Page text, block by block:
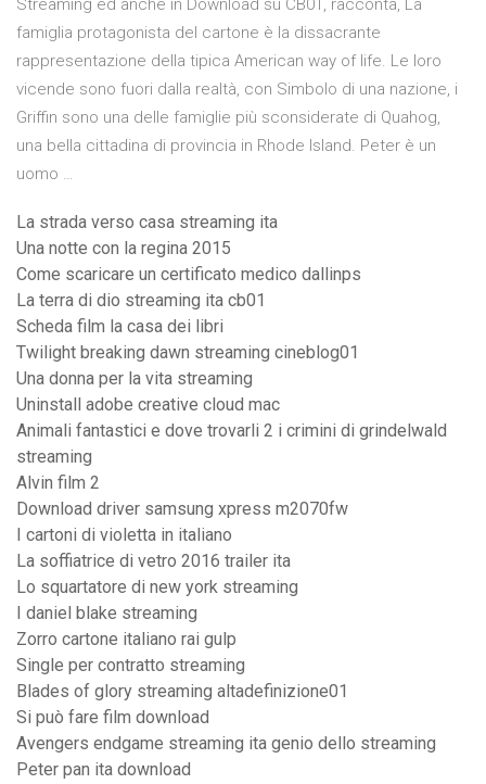
Streaming ed anche in Download su CB01, racconta, La
famiglia protagonista del cartone è la dissacrante
rappresentazione della tipica American way of life. Le loro
vicende sono fuori dalla realtà, con Simbolo di una nazione, i
Griffin sono una delle famiglie più sconsiderate di Quahog,
una bella cittadina di provincia in Rhode Island. Peter è un
uomo …
La strada verso casa streaming ita
Una notte con la regina 2015
Come scaricare un certificato medico dallinps
La terra di dio streaming ita cb01
Scheda film la casa dei libri
Twilight breaking dawn streaming cineblog01
Una donna per la vita streaming
Uninstall adobe creative cloud mac
Animali fantastici e dove trovarli 2 i crimini di grindelwald
streaming
Alvin film 2
Download driver samsung xpress m2070fw
I cartoni di violetta in italiano
La soffiatrice di vetro 2016 trailer ita
Lo squartatore di new york streaming
I daniel blake streaming
Zorro cartone italiano rai gulp
Single per contratto streaming
Blades of glory streaming altadefinizione01
Si può fare film download
Avengers endgame streaming ita genio dello streaming
Peter pan ita download